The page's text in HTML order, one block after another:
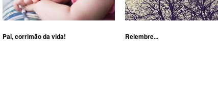
Pai, corrimão da vida! Relembre...